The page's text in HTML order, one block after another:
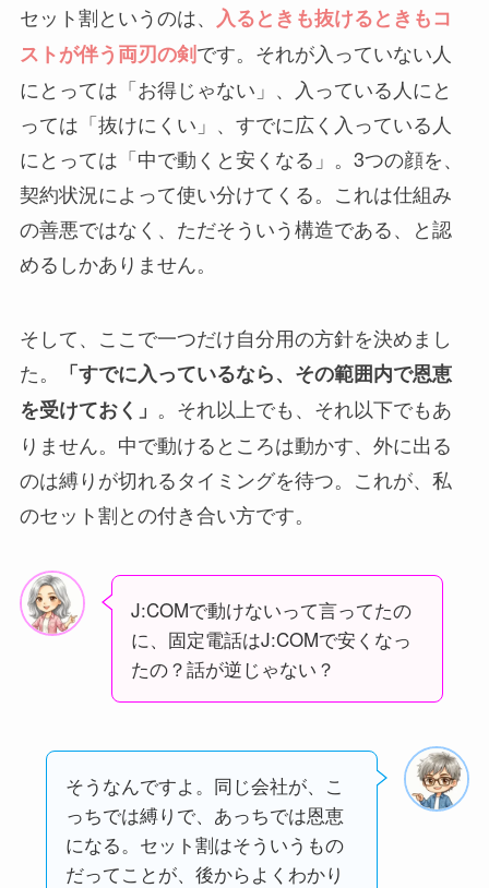
セット割というのは、 入るときも抜けるときもコ
ストが伴う両刃の剣です。それが入っていない人
にとっては「お得じゃない」、入っている人にと
っては「抜けにくい」、すでに広く入っている人
にとっては「中で動くと安くなる」。3つの顔を、
契約状況によって使い分けてくる。これは仕組み
の善悪ではなく、ただそういう構造である、と認
めるしかありません。
そして、ここで一つだけ自分用の方針を決めまし
た。
「すでに入っているなら、その範囲内で恩恵
を受けておく」 。それ以上でも、それ以下でもあ
りません。中で動けるところは動かす、外に出る
のは縛りが切れるタイミングを待つ。これが、私
のセット割との付き合い方です。
J:COMで動けないって言ってたの
に、固定電話はJ:COMで安くなっ
たの？話が逆じゃない？
そうなんですよ。同じ会社が、こ
っちでは縛りで、あっちでは恩恵
になる。セット割はそういうもの
だってことが、後からよくわかり